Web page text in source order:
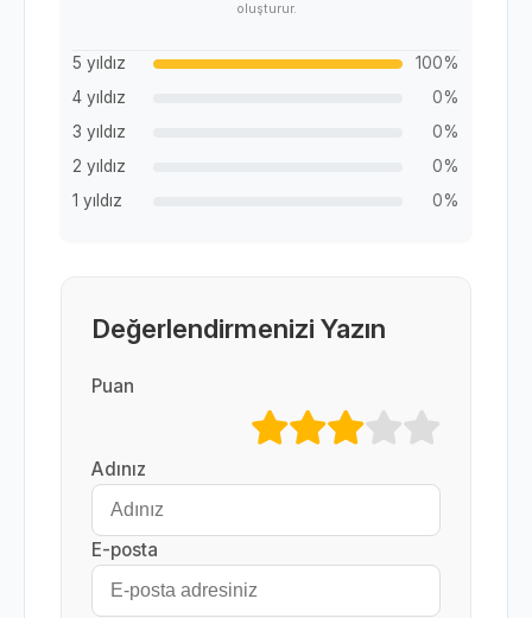
oluşturur.
5 yıldız
100%
4 yıldız
0%
3 yıldız
0%
2 yıldız
0%
1 yıldız
0%
Değerlendirmenizi Yazın
Puan
Adınız
E-posta